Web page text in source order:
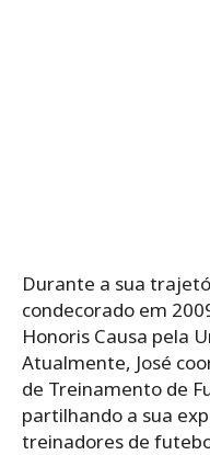
Durante a sua
condecorado em
Honoris Causa pela
Atualmente, José
de Treinamento de
partilhando a sua
treinadores de